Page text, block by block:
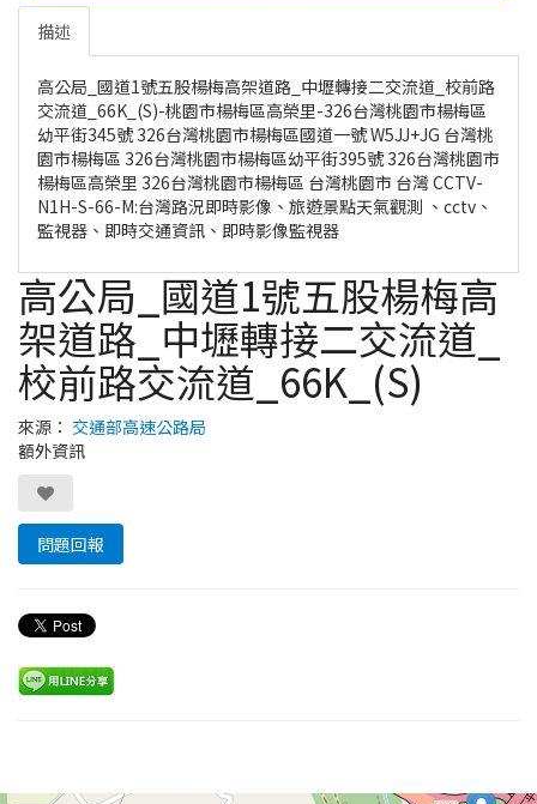
描述
高公局_國道1號五股楊梅高架道路_中壢轉接二交流道_校前路
交流道_66K_(S)-桃園市楊梅區高榮里-326台灣桃園市楊梅區
幼平街345號 326台灣桃園市楊梅區國道一號 W5JJ+JG 台灣桃
園市楊梅區 326台灣桃園市楊梅區幼平街395號 326台灣桃園市
楊梅區高榮里 326台灣桃園市楊梅區 台灣桃園市 台灣 CCTV-
N1H-S-66-M:台灣路況即時影像、旅遊景點天氣觀測 、cctv、
監視器、即時交通資訊、即時影像監視器
高公局_國道1號五股楊梅高
架道路_中壢轉接二交流道_
校前路交流道_66K_(S)
來源： 交通部高速公路局
額外資訊
問題回報